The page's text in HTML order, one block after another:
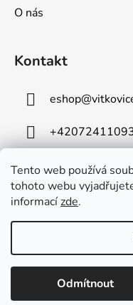
Tento web používá
tohoto webu
informacízde.
Odmítnout
Potřebujete poradit?
O nás
Kontakt
eshop@
Copyright 2026